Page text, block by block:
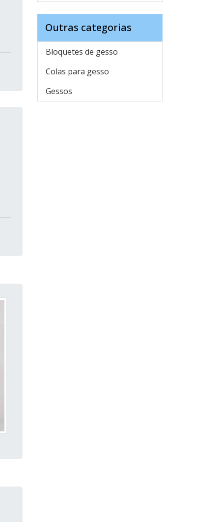
Outras categorias
Bloquetes de gesso
Colas para gesso
Gessos